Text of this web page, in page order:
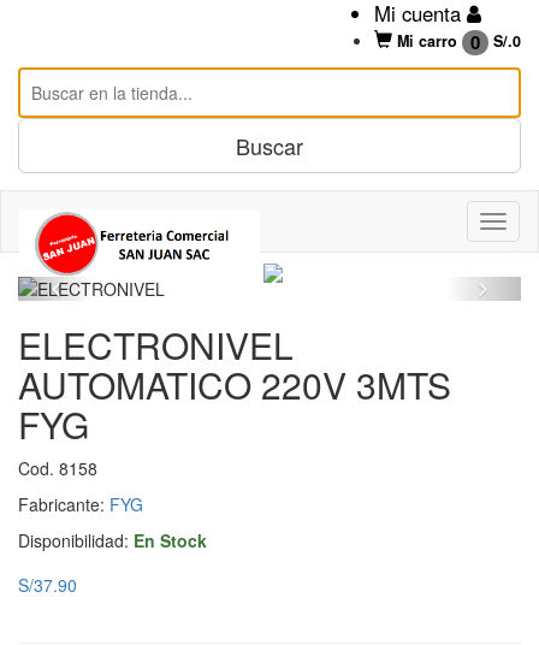
Mi cuenta
Mi carro 0 S/.0
ELECTRONIVEL
AUTOMATICO 220V 3MTS
FYG
Cod. 8158
Fabricante: FYG
Disponibilidad: En Stock
S/37.90